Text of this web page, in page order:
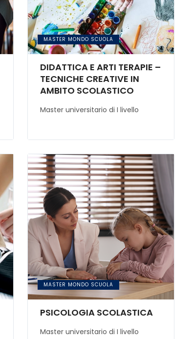
MASTER MONDO SCUOLA
DIDATTICA E ARTI TERAPIE –
TECNICHE CREATIVE IN
AMBITO SCOLASTICO
Master universitario di I livello
MASTER MONDO SCUOLA
PSICOLOGIA SCOLASTICA
Master universitario di I livello